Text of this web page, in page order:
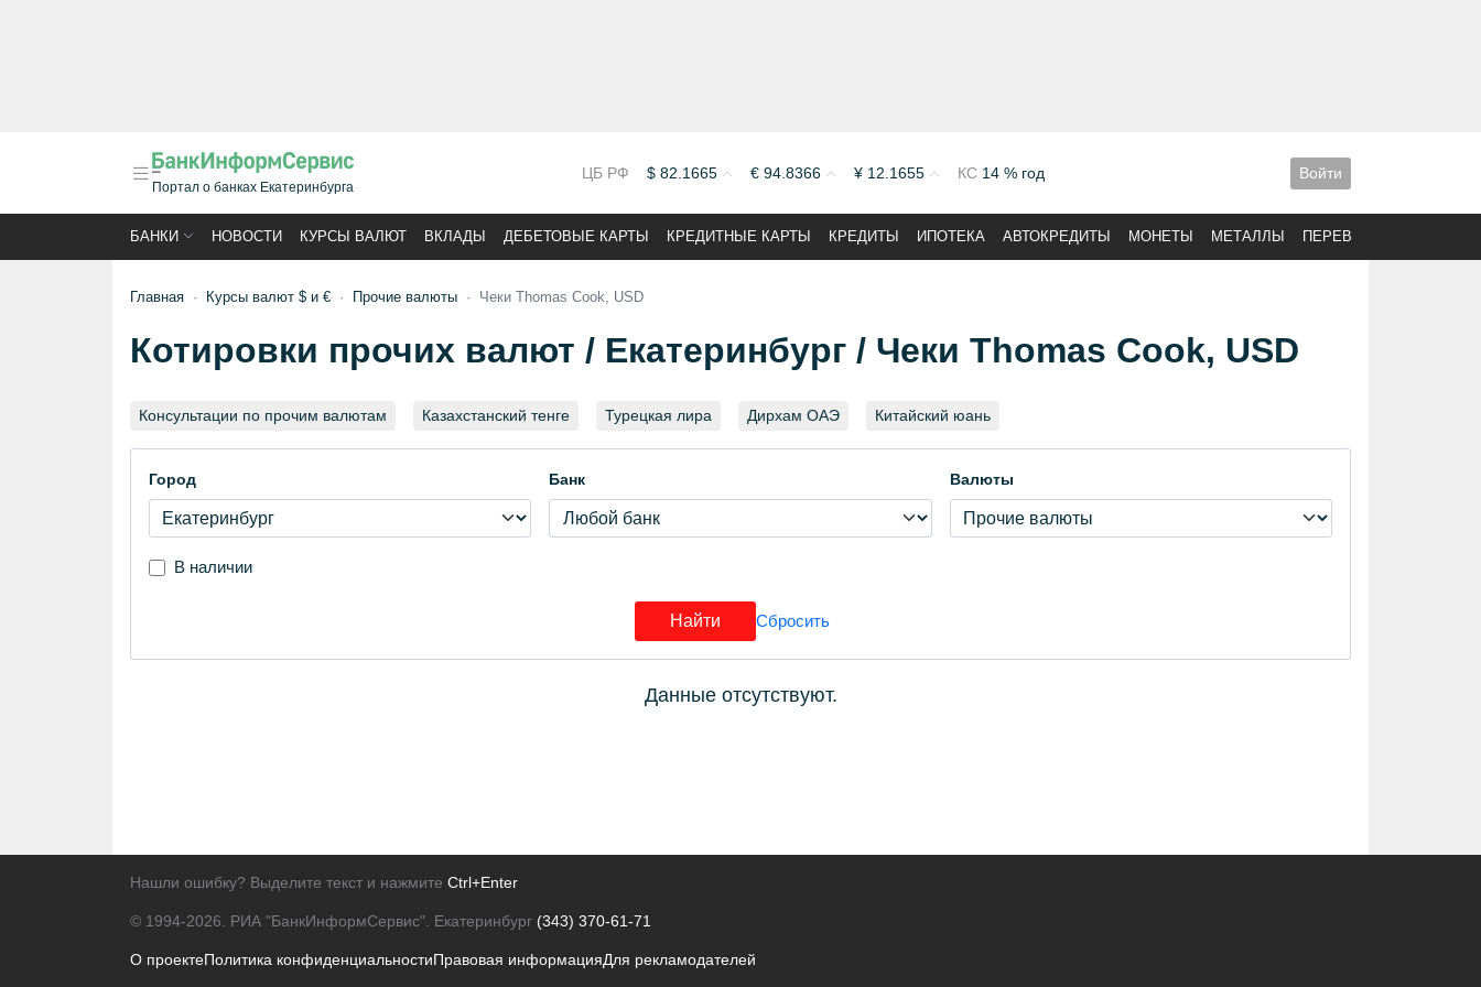
Портал о банках Екатеринбурга
ЦБ РФ $ 82.1665 € 94.8366 ¥ 12.1655 КС 14 % год Войти
БАНКИ НОВОСТИ КУРСЫ ВАЛЮТ ВКЛАДЫ ДЕБЕТОВЫЕ КАРТЫ КРЕДИТНЫЕ КАРТЫ КРЕДИТЫ ИПОТЕКА АВТОКРЕДИТЫ МОНЕТЫ МЕТАЛЛЫ ПЕРЕВОДЫ
Главная Курсы валют $ и € Прочие валюты Чеки Thomas Cook, USD
Котировки прочих валют / Екатеринбург / Чеки Thomas Cook, USD
Консультации по прочим валютам Казахстанский тенге Турецкая лира Дирхам ОАЭ Китайский юань
Город Банк Валюты
В наличии
Данные отсутствуют.
Нашли ошибку? Выделите текст и нажмите Ctrl+Enter
© 1994-2026. РИА "БанкИнформСервис". Екатеринбург (343) 370-61-71
О проектеПолитика конфиденциальностиПравовая информацияДля рекламодателей